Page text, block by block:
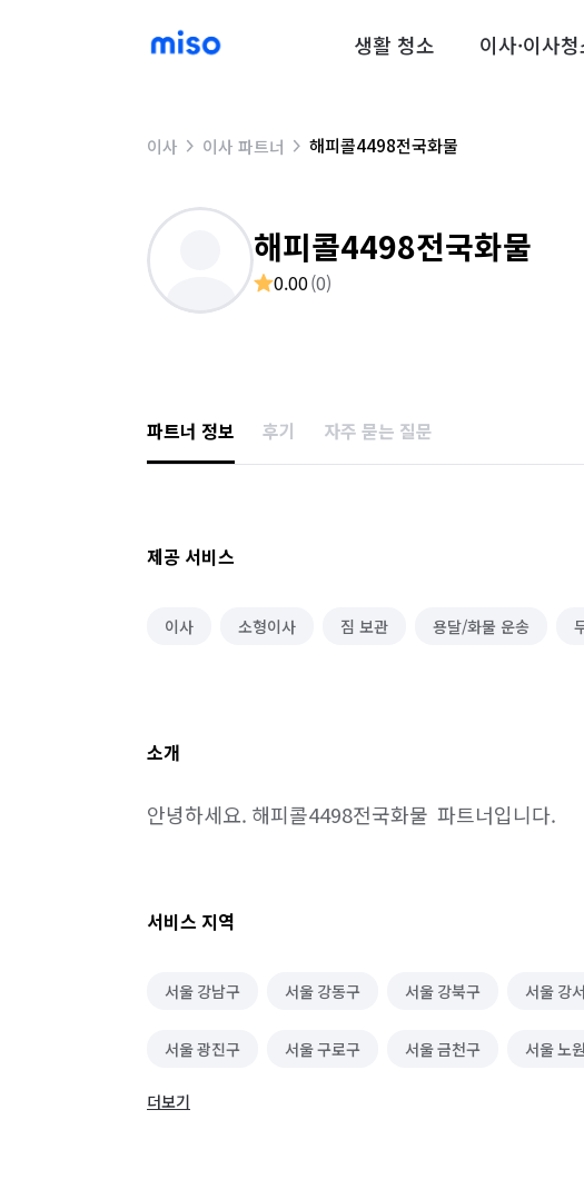
생활 청소 이사·이사
이사 이사 파트너 해피콜4498전국화물
해피콜4498전국화물
0.00(0)
파트너 정보 후기 자주 묻는 질문
제공 서비스
이사 소형이사 짐 보관 용달/화물 운송
소개
안녕하세요. 해피콜4498전국화물  파트너입니다.
서비스 지역
서울 강남구 서울 강동구 서울 강북구 서울 강
서울 광진구 서울 구로구 서울 금천구 서울 노
서울 동대문구
더보기